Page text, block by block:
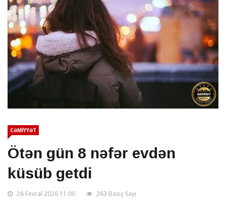
CƏMİYYƏT
Ötən gün 8 nəfər evdən
küsüb getdi
26 Fevral 2026 11:00 263 Baxış Sayı